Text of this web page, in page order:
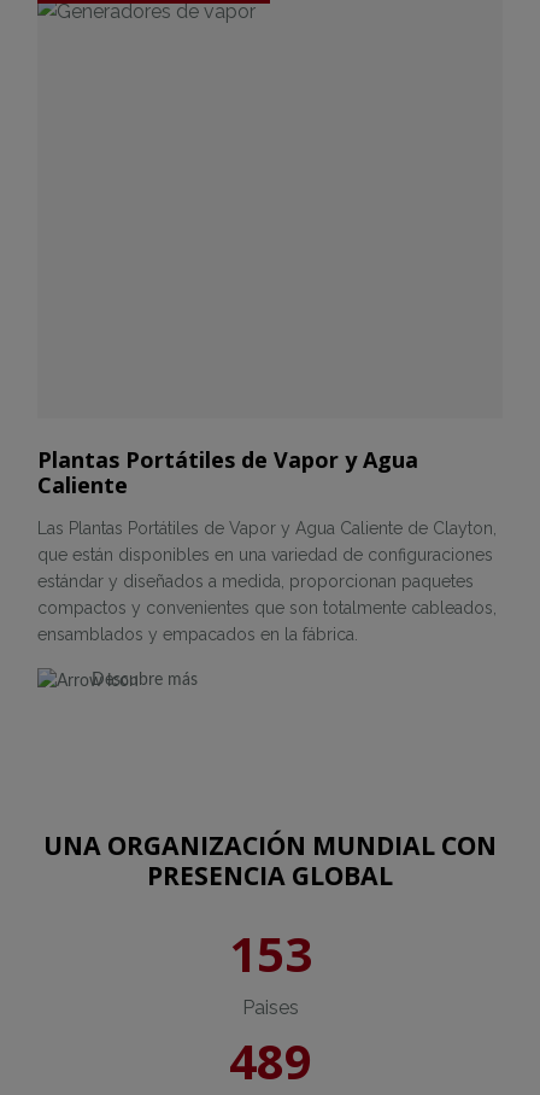
Plantas Portátiles de Vapor y Agua
Caliente
Las Plantas Portátiles de Vapor y Agua Caliente de Clayton,
que están disponibles en una variedad de configuraciones
estándar y diseñados a medida, proporcionan paquetes
compactos y convenientes que son totalmente cableados,
ensamblados y empacados en la fábrica.
Descubre más
UNA ORGANIZACIÓN MUNDIAL CON
PRESENCIA GLOBAL
153
Paises
489